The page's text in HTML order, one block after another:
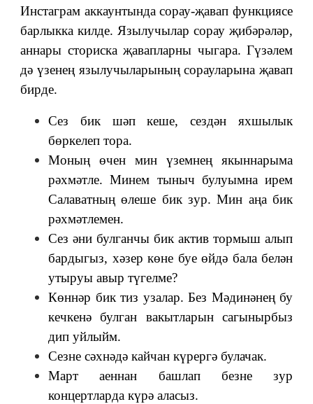
Инстаграм аккаунтында сорау-җавап функциясе
барлыкка килде. Язылучылар сорау җибәрәләр,
аннары сториска җавапларны чыгара. Гүзәлем
дә үзенең язылучыларының сорауларына җавап
бирде.
Сез бик шәп кеше, сездән яхшылык
бөркелеп тора.
Моның өчен мин үземнең якыннарыма
рәхмәтле. Минем тыныч булуымна ирем
Салаватның өлеше бик зур. Мин аңа бик
рәхмәтлемен.
Сез әни булганчы бик актив тормыш алып
бардыгыз, хәзер көне буе өйдә бала белән
утыруы авыр түгелме?
Көннәр бик тиз узалар. Без Мәдинәнең бу
кечкенә булган вакытларын сагынырбыз
дип уйлыйм.
Сезне сәхнәдә кайчан күрергә булачак.
Март аеннан башлап безне зур
концертларда күрә аласыз.